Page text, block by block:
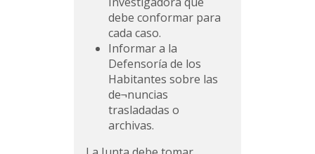
debe conformar para
cada caso.
Informar a la
Defensoría de los
Habitantes sobre las
de¬nuncias
trasladadas o
archivas.